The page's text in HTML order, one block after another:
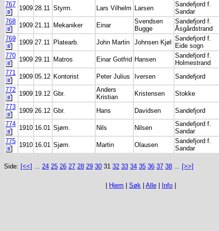
767
1909 28.11 Styrm. Lars Vilhelm Larsen
Sandefjord f.
Sandar
768
1909 21.11 Mekaniker Einar
Svendsen
Bugge
Sandefjord f.
Åsgårdstrand
769
1909 27.11 Platearb. John Martin Johnsen Kjøl
Sandefjord f.
Eide sogn
770
1909 29.11 Matros Einar Gotfrid Hansen
Sandefjord f.
Holmestrand
771
1909 05.12 Kontorist Peter Julius Iversen
Sandefjord
772
1909 19.12 Gbr.
Anders
Kristian
Kristensen
Stokke
773
1909 26.12 Gbr. Hans Davidsen
Sandefjord
774
1910 16.01 Sjøm. Nils Nilsen
Sandefjord f.
Sandar
775
1910 16.01 Sjøm. Martin Olausen
Sandefjord f.
Sandar
Side: [<<] ... 24 25 26 27 28 29 30 31 32 33 34 35 36 37 38 ... [>>]
Hjem Søk Alle Info